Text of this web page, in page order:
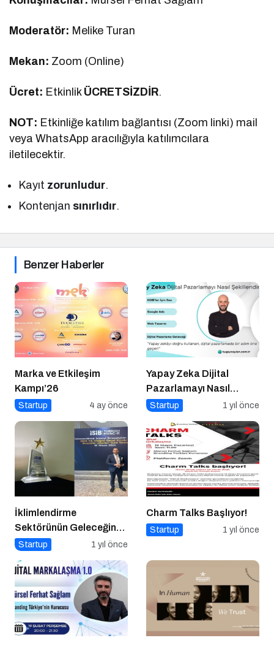
Moderatör: Melike Turan
Mekan: Zoom (Online)
Ücret: Etkinlik ÜCRETSİZDİR.
NOT: Etkinliğe katılım bağlantısı (Zoom linki) mail
veya WhatsApp aracılığıyla katılımcılara
iletilecektir.
Kayıt zorunludur.
Kontenjan sınırlıdır.
Benzer Haberler
Marka ve Etkileşim
Kampı’26
Startup 4 ay önce
Yapay Zeka Dijital
Pazarlamayı Nasıl
Şekillendiriyor?
Startup 1 yıl önce
İklimlendirme
Sektörünün Geleceğine
Yönelik Stratejiler ve
Üzerine Önemli Bir
Etkinlik Gerçekleşti
Startup 1 yıl önce
Charm Talks Başlıyor!
Startup 1 yıl önce